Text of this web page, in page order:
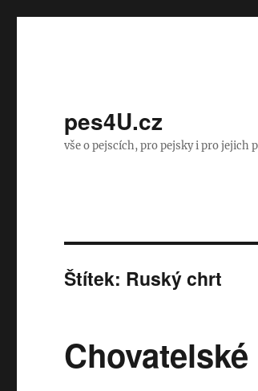
pes4U.cz
vše o pejscích, pro pejsky i pro jejich
Štítek: Ruský chrt